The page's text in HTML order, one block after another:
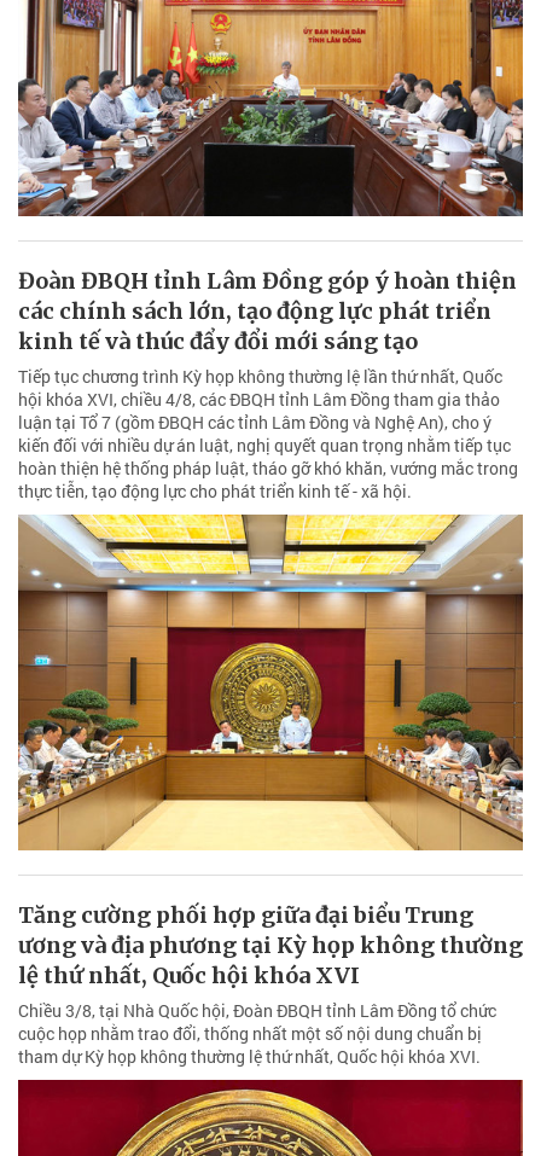
Đoàn ĐBQH tỉnh Lâm Đồng góp ý hoàn thiện
các chính sách lớn, tạo động lực phát triển
kinh tế và thúc đẩy đổi mới sáng tạo
Tiếp tục chương trình Kỳ họp không thường lệ lần thứ nhất, Quốc
hội khóa XVI, chiều 4/8, các ĐBQH tỉnh Lâm Đồng tham gia thảo
luận tại Tổ 7 (gồm ĐBQH các tỉnh Lâm Đồng và Nghệ An), cho ý
kiến đối với nhiều dự án luật, nghị quyết quan trọng nhằm tiếp tục
hoàn thiện hệ thống pháp luật, tháo gỡ khó khăn, vướng mắc trong
thực tiễn, tạo động lực cho phát triển kinh tế - xã hội.
Tăng cường phối hợp giữa đại biểu Trung
ương và địa phương tại Kỳ họp không thường
lệ thứ nhất, Quốc hội khóa XVI
Chiều 3/8, tại Nhà Quốc hội, Đoàn ĐBQH tỉnh Lâm Đồng tổ chức
cuộc họp nhằm trao đổi, thống nhất một số nội dung chuẩn bị
tham dự Kỳ họp không thường lệ thứ nhất, Quốc hội khóa XVI.